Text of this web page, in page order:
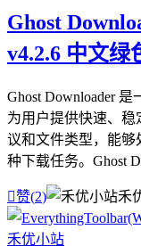
Ghost
v4.2.6 中文绿
Ghost Downloader
为用户提供快速、
议和文件类型，能够
种下载任务。Ghost
赞(2) 禾